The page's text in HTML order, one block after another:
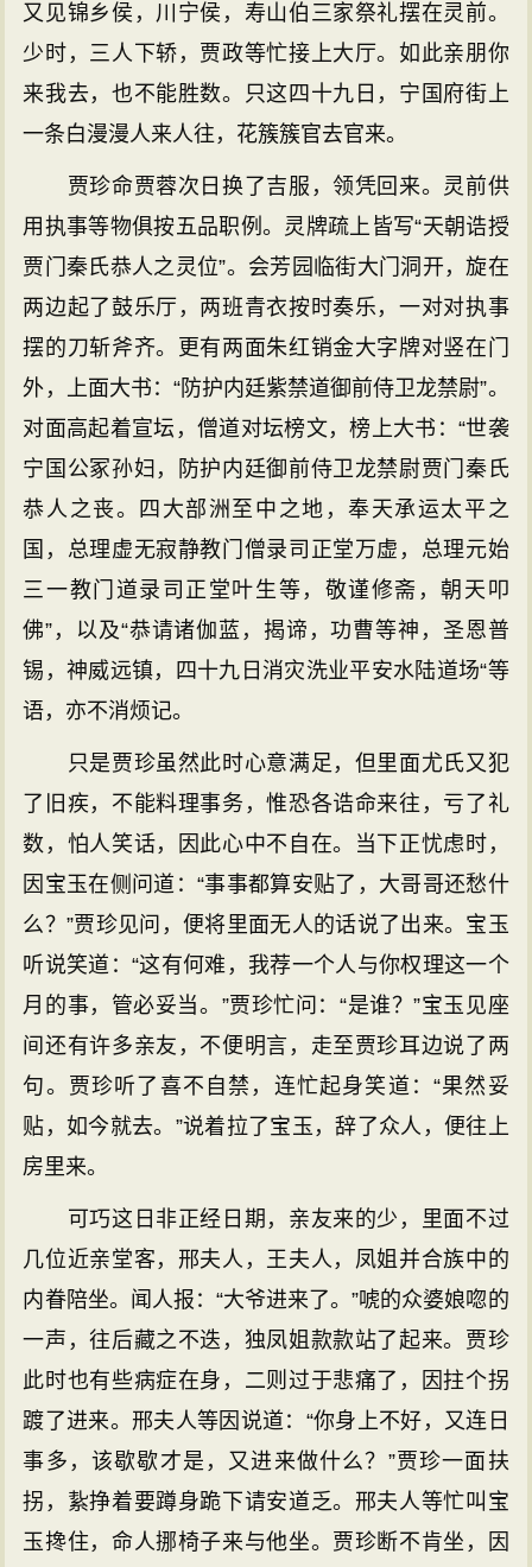
又见锦乡侯，川宁侯，寿山伯三家祭礼摆在灵前。
少时，三人下轿，贾政等忙接上大厅。如此亲朋你
来我去，也不能胜数。只这四十九日，宁国府街上
一条白漫漫人来人往，花簇簇官去官来。
贾珍命贾蓉次日换了吉服，领凭回来。灵前供
用执事等物俱按五品职例。灵牌疏上皆写“天朝诰授
贾门秦氏恭人之灵位”。会芳园临街大门洞开，旋在
两边起了鼓乐厅，两班青衣按时奏乐，一对对执事
摆的刀斩斧齐。更有两面朱红销金大字牌对竖在门
外，上面大书：“防护内廷紫禁道御前侍卫龙禁尉”。
对面高起着宣坛，僧道对坛榜文，榜上大书：“世袭
宁国公冢孙妇，防护内廷御前侍卫龙禁尉贾门秦氏
恭人之丧。四大部洲至中之地，奉天承运太平之
国，总理虚无寂静教门僧录司正堂万虚，总理元始
三一教门道录司正堂叶生等，敬谨修斋，朝天叩
佛”，以及“恭请诸伽蓝，揭谛，功曹等神，圣恩普
锡，神威远镇，四十九日消灾洗业平安水陆道场“等
语，亦不消烦记。
只是贾珍虽然此时心意满足，但里面尤氏又犯
了旧疾，不能料理事务，惟恐各诰命来往，亏了礼
数，怕人笑话，因此心中不自在。当下正忧虑时，
因宝玉在侧问道：“事事都算安贴了，大哥哥还愁什
么？”贾珍见问，便将里面无人的话说了出来。宝玉
听说笑道：“这有何难，我荐一个人与你权理这一个
月的事，管必妥当。”贾珍忙问：“是谁？”宝玉见座
间还有许多亲友，不便明言，走至贾珍耳边说了两
句。贾珍听了喜不自禁，连忙起身笑道：“果然妥
贴，如今就去。”说着拉了宝玉，辞了众人，便往上
房里来。
可巧这日非正经日期，亲友来的少，里面不过
几位近亲堂客，邢夫人，王夫人，凤姐并合族中的
内眷陪坐。闻人报：“大爷进来了。”唬的众婆娘唿的
一声，往后藏之不迭，独凤姐款款站了起来。贾珍
此时也有些病症在身，二则过于悲痛了，因拄个拐
踱了进来。邢夫人等因说道：“你身上不好，又连日
事多，该歇歇才是，又进来做什么？”贾珍一面扶
拐，紥挣着要蹲身跪下请安道乏。邢夫人等忙叫宝
玉搀住，命人挪椅子来与他坐。贾珍断不肯坐，因